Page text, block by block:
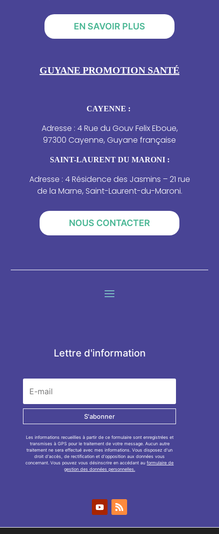
EN SAVOIR PLUS
GUYANE PROMOTION SANTÉ
CAYENNE :
Adresse : 4 Rue du Gouv Felix Eboue,
97300 Cayenne, Guyane française
SAINT-LAURENT DU MARONI :
Adresse : 4 Résidence des Jasmins – 21 rue
de la Marne, Saint-Laurent-du-Maroni.
NOUS CONTACTER
Lettre d'information
S'abonner
Les informations recueillies à partir de ce formulaire sont enregistrées et
transmises à GPS pour le traitement de votre message. Aucun autre
traitement ne sera effectué avec mes informations. Vous disposez d'un
droit d'accès, de rectification et d'opposition aux données vous
concernant. Vous pouvez vous désinscrire en accédant auformulaire de
gestion des données personnelles.